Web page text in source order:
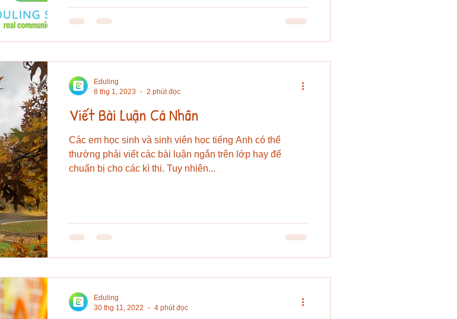
Viết Bài Luận Cá Nhân
Các em học sinh và sinh viên học tiếng Anh có thể
thường phải viết các bài luận ngắn trên lớp hay để
chuẩn bị cho các kì thi. Tuy nhiên...
Eduling
8 thg 1, 2023
2 phút đọc
Eduling
30 thg 11, 2022
4 phút đọc